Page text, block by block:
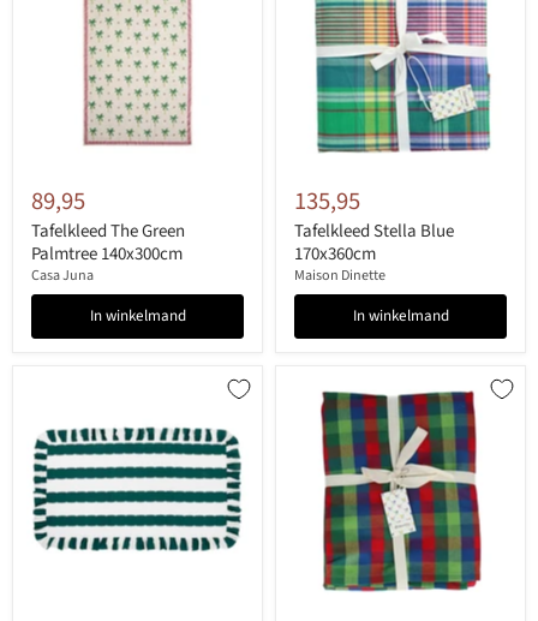
89,95
Tafelkleed The Green
Palmtree 140x300cm
Casa Juna
In winkelmand
135,95
Tafelkleed Stella Blue
170x360cm
Maison Dinette
In winkelmand